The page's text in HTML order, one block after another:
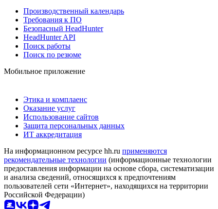
Производственный календарь
Требования к ПО
Безопасный HeadHunter
HeadHunter API
Поиск работы
Поиск по резюме
Мобильное приложение
Этика и комплаенс
Оказание услуг
Использование сайтов
Защита персональных данных
ИТ аккредитация
На информационном ресурсе hh.ru применяются
рекомендательные технологии (информационные технологии
предоставления информации на основе сбора, систематизации
и анализа сведений, относящихся к предпочтениям
пользователей сети «Интернет», находящихся на территории
Российской Федерации)